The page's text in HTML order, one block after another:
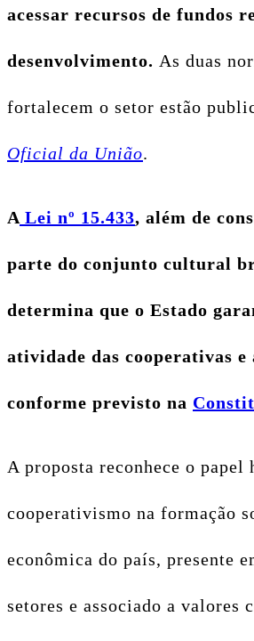
acessar recursos de fundos
desenvolvimento. As duas
fortalecem o setor estão
Oficial da União.
A Lei nº 15.433, além de
parte do conjunto cultural
determina que o Estado
atividade das cooperativas e
conforme previsto na
A proposta reconhece o
cooperativismo na formação
econômica do país, presente
setores e associado a valores